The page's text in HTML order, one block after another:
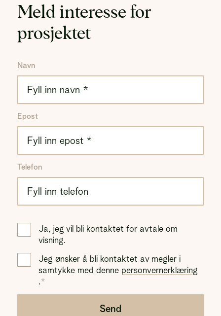
Meld interesse for
prosjektet
Navn
Epost
Telefon
Ja, jeg vil bli kontaktet for avtale om
visning.
Jeg ønsker å bli kontaktet av megler i
samtykke med denne personvernerklæring
.
Send